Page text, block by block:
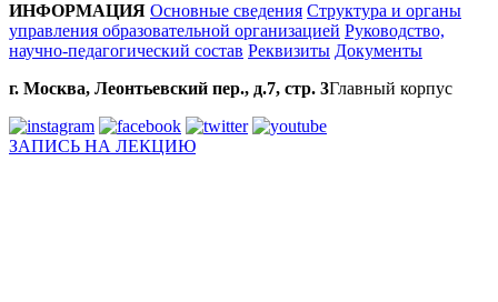
ИНФОРМАЦИЯ Основные сведения Структура и органы
управления образовательной организацией Руководство,
научно-педагогический состав Реквизиты Документы
г. Москва, Леонтьевский пер., д.7, стр. 3Главный корпус
ЗАПИСЬ НА ЛЕКЦИЮ